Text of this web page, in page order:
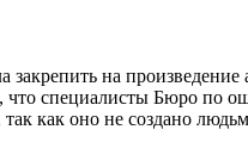
на произведение
специалисты Бюро по
так как оно не создано